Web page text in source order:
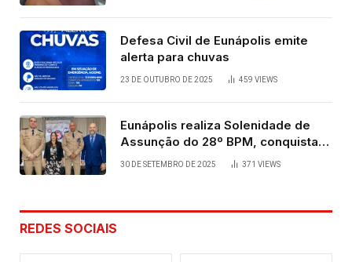
Defesa Civil de Eunápolis emite
alerta para chuvas
23 DE OUTUBRO DE 2025 459 VIEWS
Eunápolis realiza Solenidade de
Assunção do 28º BPM, conquista
viabilizada por articulação política
30 DE SETEMBRO DE 2025 371 VIEWS
REDES SOCIAIS